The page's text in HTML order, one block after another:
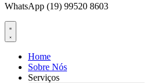
WhatsApp (19) 99520 8603
Home
Sobre Nós
Serviços